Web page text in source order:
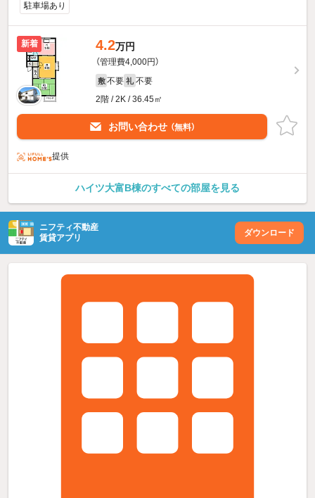
駐車場あり
新着 4.2万円
（管理費4,000円）
敷 不要 礼 不要
2階 / 2K / 36.45㎡
お問い合わせ （無料）
提供
ハイツ大富B棟のすべての部屋を見る
ニフティ不動産
賃貸アプリ
ダウンロード